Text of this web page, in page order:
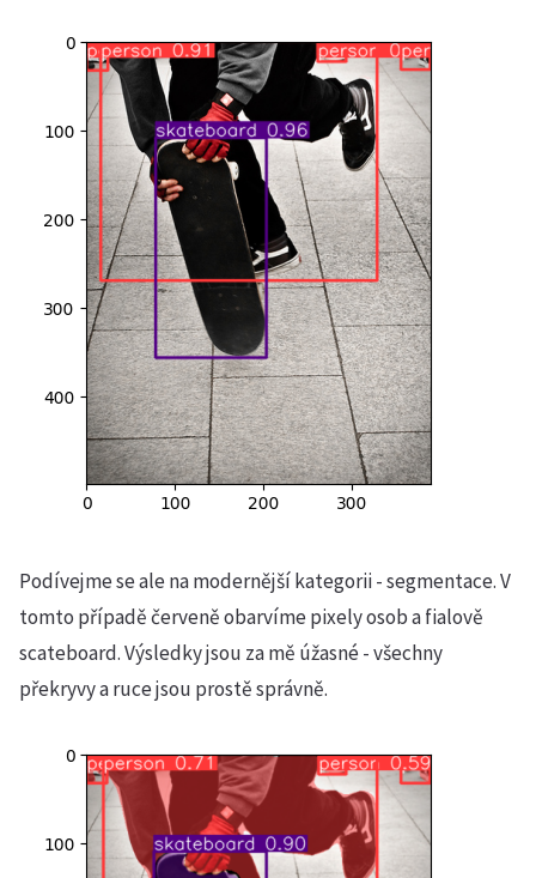
Podívejme se ale na modernější kategorii - segmentace. V
tomto případě červeně obarvíme pixely osob a fialově
scateboard. Výsledky jsou za mě úžasné - všechny
překryvy a ruce jsou prostě správně.